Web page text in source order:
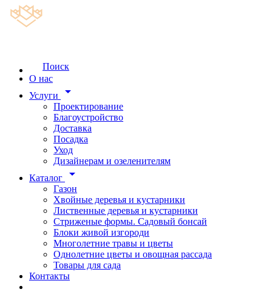
Поиск
О нас
Услуги
arrow_drop_down
Проектирование
Благоустройство
Доставка
Посадка
Уход
Дизайнерам и озеленителям
Каталог
arrow_drop_down
Газон
Хвойные деревья и кустарники
Лиственные деревья и кустарники
Стриженые формы. Садовый бонсай
Блоки живой изгороди
Многолетние травы и цветы
Однолетние цветы и овощная рассада
Товары для сада
Контакты